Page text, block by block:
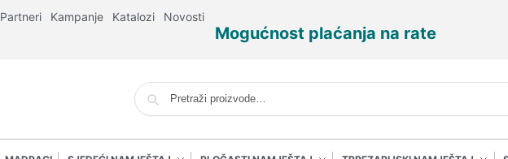
Partneri Kampanje Katalozi
Novosti
Mogućnost plaćanja na rate